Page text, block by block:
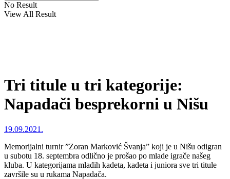
No Result
View All Result
Tri titule u tri kategorije:
Napadači besprekorni u Nišu
19.09.2021.
Memorijalni turnir ”Zoran Marković Švanja” koji je u Nišu odigran
u subotu 18. septembra odlično je prošao po mlade igrače našeg
kluba. U kategorijama mlađih kadeta, kadeta i juniora sve tri titule
završile su u rukama Napadača.